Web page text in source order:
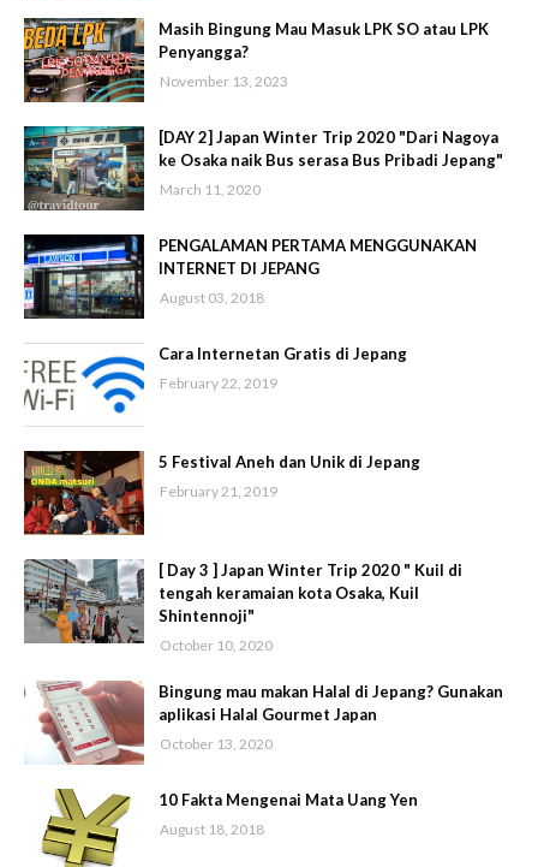
Masih Bingung Mau Masuk LPK SO atau LPK
Penyangga?
November 13, 2023
[DAY 2] Japan Winter Trip 2020 "Dari Nagoya
ke Osaka naik Bus serasa Bus Pribadi Jepang"
March 11, 2020
PENGALAMAN PERTAMA MENGGUNAKAN
INTERNET DI JEPANG
August 03, 2018
Cara Internetan Gratis di Jepang
February 22, 2019
5 Festival Aneh dan Unik di Jepang
February 21, 2019
[ Day 3 ] Japan Winter Trip 2020 " Kuil di
tengah keramaian kota Osaka, Kuil
Shintennoji"
October 10, 2020
Bingung mau makan Halal di Jepang? Gunakan
aplikasi Halal Gourmet Japan
October 13, 2020
10 Fakta Mengenai Mata Uang Yen
August 18, 2018